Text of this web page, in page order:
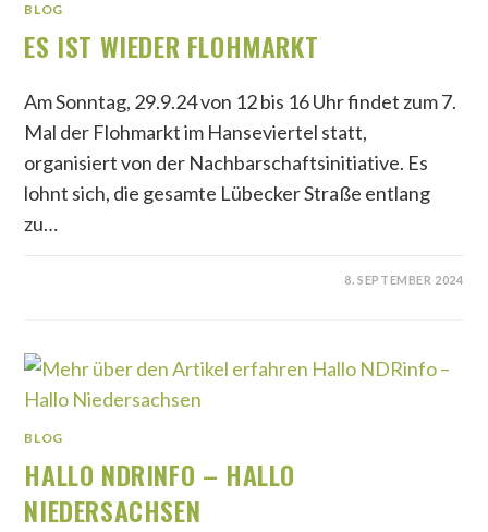
BLOG
ES IST WIEDER FLOHMARKT
Am Sonntag, 29.9.24 von 12 bis 16 Uhr findet zum 7.
Mal der Flohmarkt im Hanseviertel statt,
organisiert von der Nachbarschaftsinitiative. Es
lohnt sich, die gesamte Lübecker Straße entlang
zu…
8. SEPTEMBER 2024
BLOG
HALLO NDRINFO – HALLO
NIEDERSACHSEN